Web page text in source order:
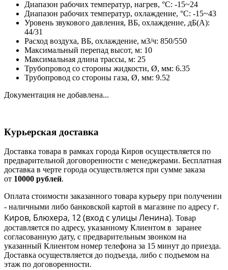
Диапазон рабочих температур, нагрев, °C: -15~24
Диапазон рабочих температур, охлаждение, °C: -15~43
Уровень звукового давления, ВБ, охлаждение, дБ(А):
44/31
Расход воздуха, ВБ, охлаждение, м3/ч: 850/550
Максимальный перепад высот, м: 10
Максимальная длина трассы, м: 25
Трубопровод со стороны жидкости, Ø, мм: 6.35
Трубопровод со стороны газа, Ø, мм: 9.52
Документация не добавлена...
Курьерская доставка
Доставка товара в рамках города Киров осуществляется по
предварительной договоренности с менеджерами. Бесплатная
доставка в черте города осуществляется при сумме заказа
от 10000 рублей.
Оплата стоимости заказанного товара курьеру при получении
- наличными либо банковской картой в магазине по адресу г.
Киров, Блюхера, 12 (вход с улицы Ленина). Товар
доставляется по адресу, указанному Клиентом в заранее
согласованную дату, с предварительным звонком на
указанный Клиентом номер телефона за 15 минут до приезда.
Доставка осуществляется до подъезда, либо с подъемом на
этаж по договоренности.